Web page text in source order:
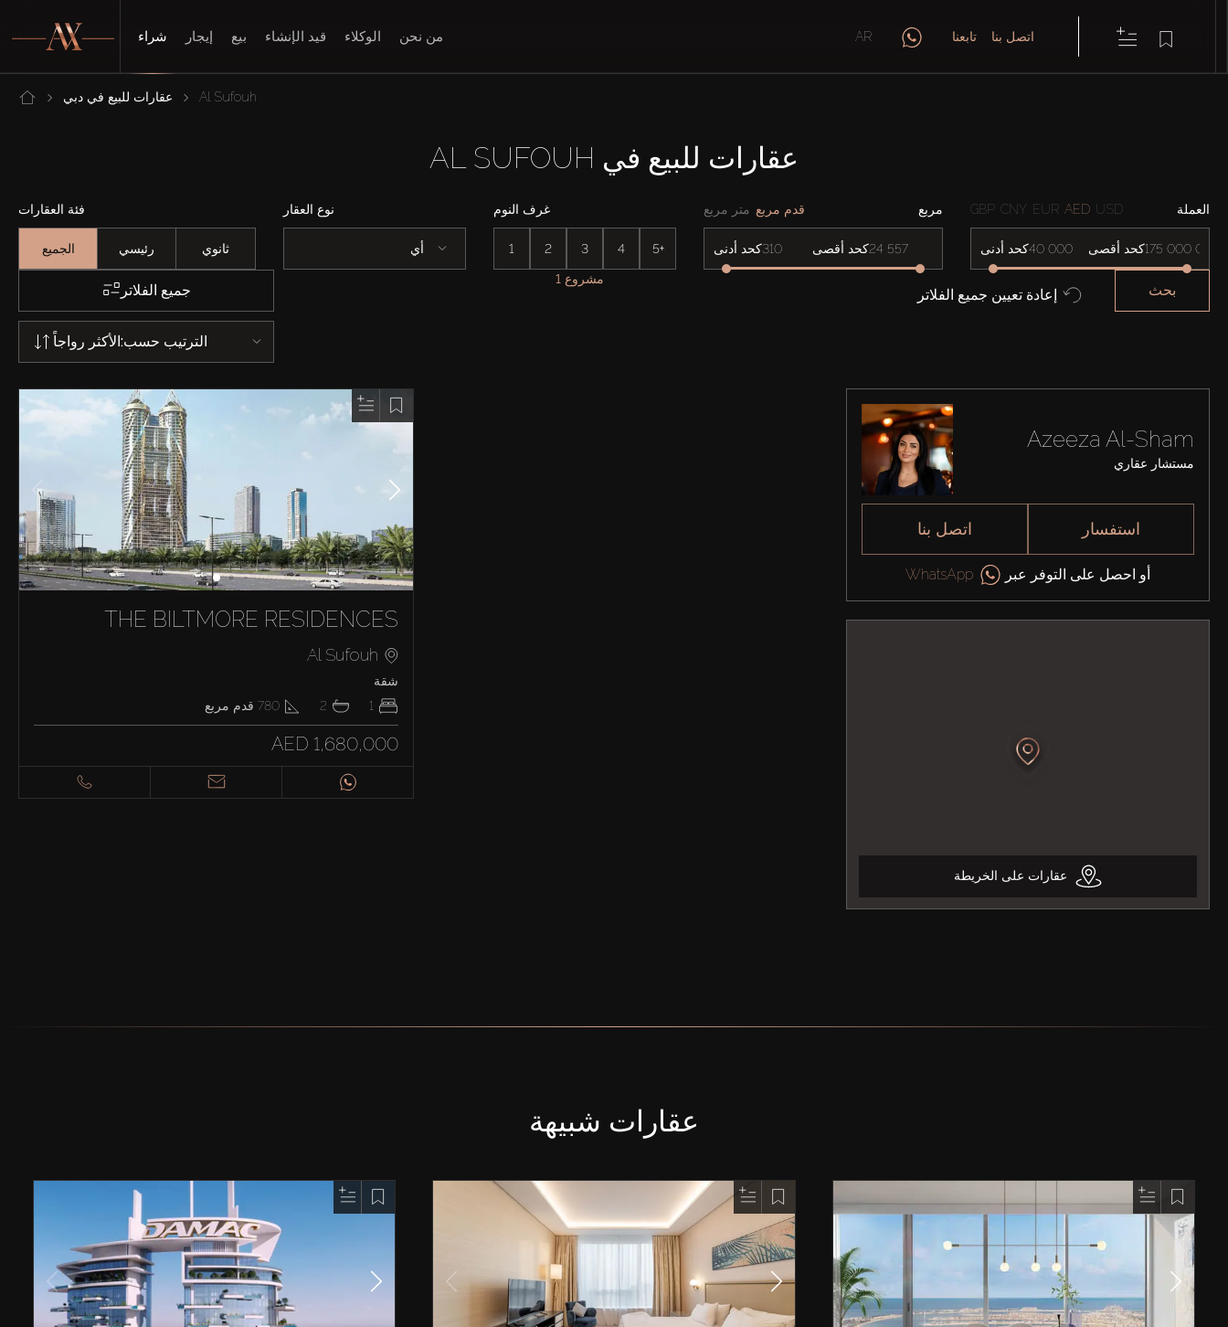
شراء إيجار بيع قيد الإنشاء الوكلاء من نحن AR تابعنا اتصل بنا
عقارات للبيع في دبي Al Sufouh
عقارات للبيع في AL SUFOUH
فئة العقارات
الجميع رئيسي ثانوي
نوع العقار
أي
غرف النوم
1 2 3 4 5+
مربع متر مربع قدم مربع
كحد أدنى كحد أقصى
العملة GBP CNY EUR AED USD
كحد أدنى كحد أقصى
جميع الفلاتر
1 مشروع
إعادة تعيين جميع الفلاتر بحث
الأكثر رواجاًالترتيب حسب:
THE BILTMORE RESIDENCES
Al Sufouh
شقة
1
2
780 قدم مربع
AED 1,680,000
Azeeza Al-Sham
مستشار عقاري
اتصل بنا استفسار
أو احصل على التوفر عبر WhatsApp
عقارات على الخريطة
عقارات شبيهة